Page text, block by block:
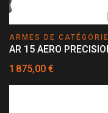
ARMES DE
AR 15 AERO
1 875,00 €